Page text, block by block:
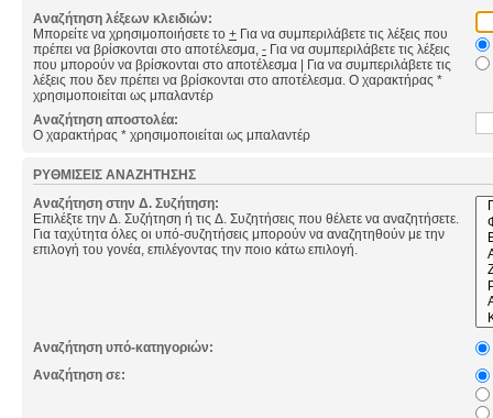
Αναζήτηση λέξεων κλειδιών:
Μπορείτε να χρησιμοποιήσετε το + Για να συμπεριλάβετε τις λέξεις που
πρέπει να βρίσκονται στο αποτέλεσμα, - Για να συμπεριλάβετε τις λέξεις
που μπορούν να βρίσκονται στο αποτέλεσμα | Για να συμπεριλάβετε τις
λέξεις που δεν πρέπει να βρίσκονται στο αποτέλεσμα. Ο χαρακτήρας *
χρησιμοποιείται ως μπαλαντέρ
Αναζήτηση αποστολέα:
Ο χαρακτήρας * χρησιμοποιείται ως μπαλαντέρ
ΡΥΘΜΊΣΕΙΣ ΑΝΑΖΉΤΗΣΗΣ
Αναζήτηση στην Δ. Συζήτηση:
Επιλέξτε την Δ. Συζήτηση ή τις Δ. Συζητήσεις που θέλετε να αναζητήσετε.
Για ταχύτητα όλες οι υπό-συζητήσεις μπορούν να αναζητηθούν με την
επιλογή του γονέα, επιλέγοντας την ποιο κάτω επιλογή.
Αναζήτηση υπό-κατηγοριών:
Αναζήτηση σε: